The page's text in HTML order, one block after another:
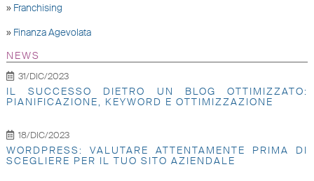
» Franchising
» Finanza Agevolata
NEWS
31/DIC/2023
IL SUCCESSO DIETRO UN BLOG OTTIMIZZATO:
PIANIFICAZIONE, KEYWORD E OTTIMIZZAZIONE
18/DIC/2023
WORDPRESS: VALUTARE ATTENTAMENTE PRIMA DI
SCEGLIERE PER IL TUO SITO AZIENDALE